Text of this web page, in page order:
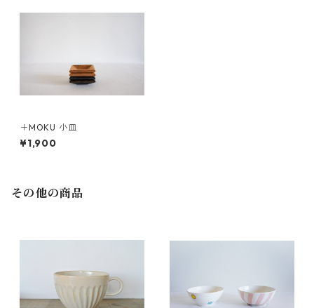
＋MOKU 小皿
¥1,900
その他の商品